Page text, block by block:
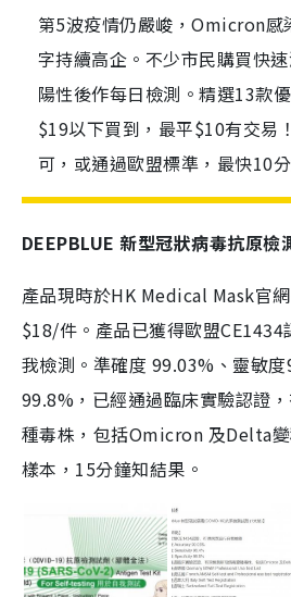
第5波疫情仍嚴峻，Omicron感
字持續高企。不少市民購買快
陽性後作每日檢測。精選13款
$19以下買到，最平$10有交易
可，或通過歐盟標準，最快10
DEEPBLUE 新型冠狀病毒抗原檢
產品現時於HK Medical Mask官
$18/件。產品已獲得歐盟CE1434
我檢測。準確度 99.03%、靈敏
99.8%，已經通過臨床實驗認證
種毒株，包括Omicron 及Delta
樣本，15分鐘知結果。